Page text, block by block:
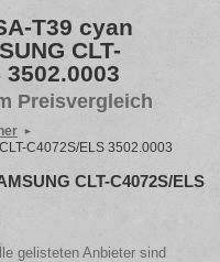
T39 cyan
CLT-
3502.0003
Preisvergleich
C4072S/ELS 3502.0003
CLT-C4072S/ELS
gelisteten Anbieter sind